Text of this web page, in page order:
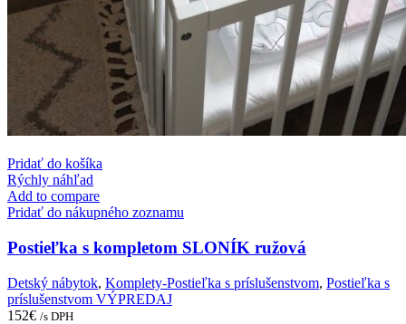
Pridať do košíka
Rýchly náhľad
Add to compare
Pridať do nákupného zoznamu
Postieľka s kompletom SLONÍK ružová
Detský nábytok, Komplety-Postieľka s príslušenstvom, Postieľka s
príslušenstvom VÝPREDAJ
152€ /s DPH